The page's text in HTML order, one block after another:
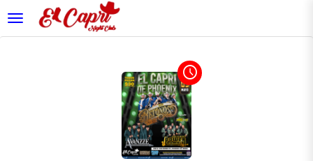
desplegar navegación
access_time